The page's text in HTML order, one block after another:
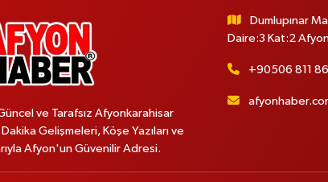
ve Tarafsız Afyonkarahisar
Gelişmeleri, Köşe Yazıları ve
Afyon'un Güvenilir Adresi.
Dumlupınar
Daire:3 Kat:2
+90506 811